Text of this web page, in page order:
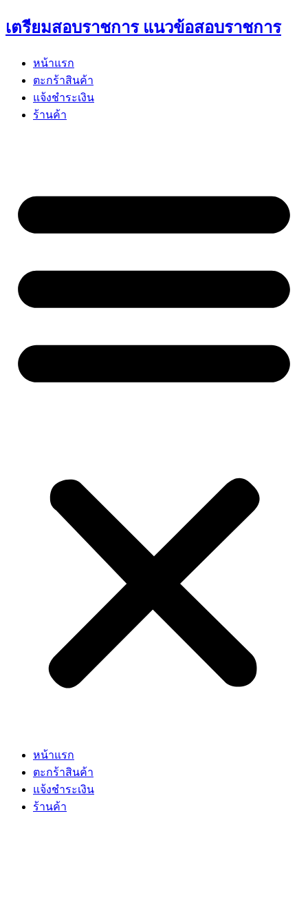
Skip
to
เตรียมสอบราชการ แนวข้อสอบราชการ
หน้าแรก
ตะกร้าสินค้า
แจ้งชำระเงิน
ร้านค้า
หน้าแรก
ตะกร้าสินค้า
แจ้งชำระเงิน
ร้านค้า